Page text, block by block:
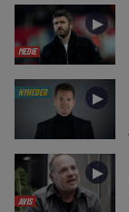
MEDIE
►
NYHEDER ►
AVIS
►